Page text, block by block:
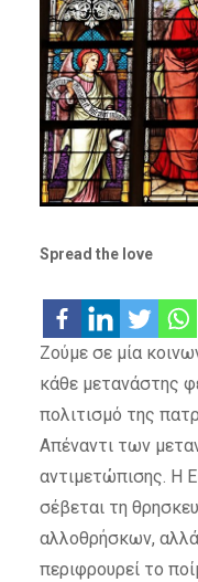
Spread the love
Ζούμε σε μία
κάθε μετανάστης
πολιτισμό της
Απέναντι των
αντιμετώπισης. Η
σέβεται τη
αλλοθρήσκων,
περιφρουρεί το